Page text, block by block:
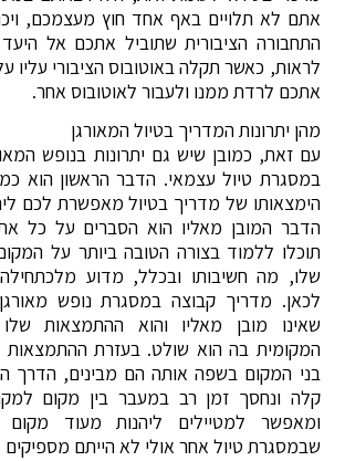
אתם לא תלויים באף אחד חוץ מעצמכם,
התחבורה הציבורית שתוביל אתכם אל
לראות, כאשר תקלה באוטובוס הציבורי עליו
אתכם לרדת ממנו ולעבור לאוטובוס אחר.
מהן יתרונות המדריך בטיול המאורגן
עם זאת, כמובן שיש גם יתרונות בנופש
במסגרת טיול עצמאי. הדבר הראשון הוא
הימצאותו של מדריך בטיול מאפשרת לכם
הדבר המובן מאליו הוא הסברים על כל
תוכלו ללמוד בצורה הטובה ביותר על
שלו, מה חשיבותו ובכלל, מדוע
לכאן. מדריך קבוצה במסגרת נופש
שאינו מובן מאליו והוא ההתמצאות
המקומית בה הוא שולט. בעזרת
בני המקום בשפה אותה הם מבינים, הדרך
קלה ונחסך זמן רב במעבר בין מקום
ומאפשר למטיילים ליהנות מעוד
שבמסגרת טיול אחר אולי לא הייתם